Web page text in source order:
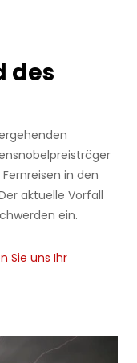
des
in den
aktuelle Vorfall
ein.
Sie uns Ihr